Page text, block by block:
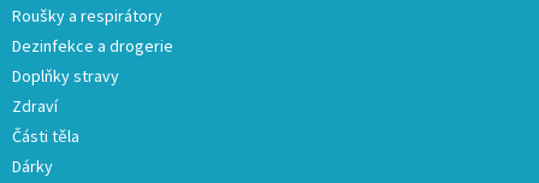
Roušky a respirátory
Dezinfekce a drogerie
Doplňky stravy
Zdraví
Části těla
Dárky